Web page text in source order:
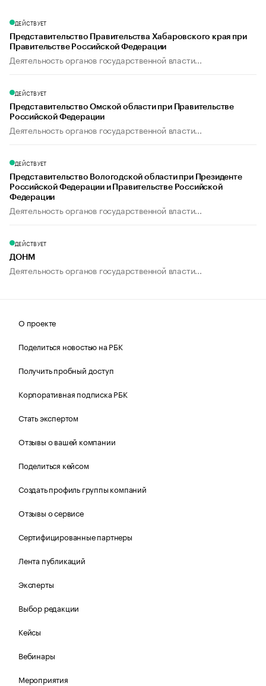
ДЕЙСТВУЕТ
Представительство Правительства Хабаровского края при
Правительстве Российской Федерации
Деятельность органов государственной власти...
ДЕЙСТВУЕТ
Представительство Омской области при Правительстве
Российской Федерации
Деятельность органов государственной власти...
ДЕЙСТВУЕТ
Представительство Вологодской области при Президенте
Российской Федерации и Правительстве Российской
Федерации
Деятельность органов государственной власти...
ДЕЙСТВУЕТ
ДОНМ
Деятельность органов государственной власти...
О проекте
Поделиться новостью на РБК
Получить пробный доступ
Корпоративная подписка РБК
Стать экспертом
Отзывы о вашей компании
Поделиться кейсом
Создать профиль группы компаний
Отзывы о сервисе
Сертифицированные партнеры
Лента публикаций
Эксперты
Выбор редакции
Кейсы
Вебинары
Мероприятия